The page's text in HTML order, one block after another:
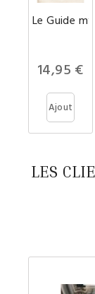
Le Guide
Prix
14,95 €
Ajout
er au
panie
LES